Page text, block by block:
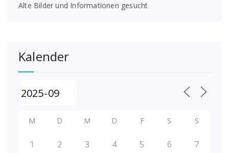
Alte Bilder und Informationen gesucht
Kalender
M D M D F S S
1 2 3 4 5 6 7